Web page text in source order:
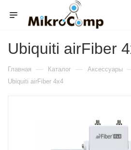
Ubiquiti airFiber
Главная — Каталог — Аксессуары
Ubiquiti airFiber 4x4